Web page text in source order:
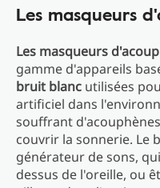
Les masqueurs
Les masqueurs
gamme d'appareils
bruit blanc utilisées
artificiel dans
souffrant
couvrir la sonnerie. Le
générateur de sons,
dessus de l'oreille, ou